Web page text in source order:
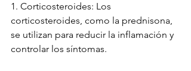
1. Corticosteroides: Los
corticosteroides, como la prednisona,
se utilizan para reducir la inflamación y
controlar los síntomas.